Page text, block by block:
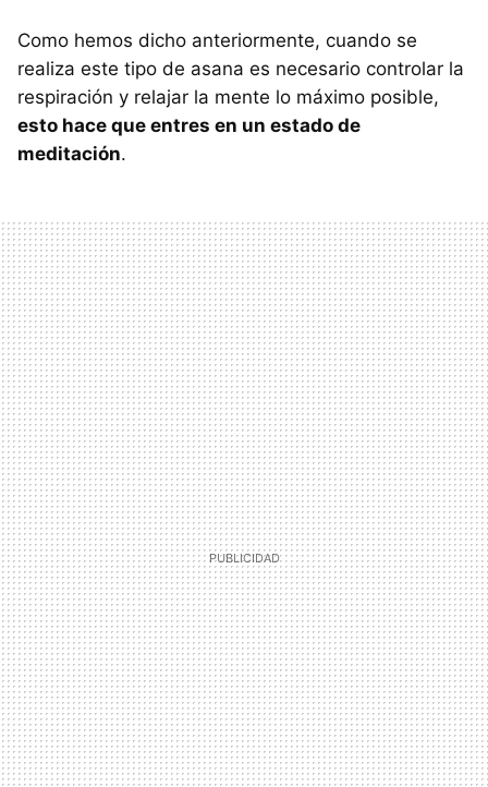
Como hemos dicho anteriormente, cuando se
realiza este tipo de asana es necesario controlar la
respiración y relajar la mente lo máximo posible,
esto hace que entres en un estado de
meditación.